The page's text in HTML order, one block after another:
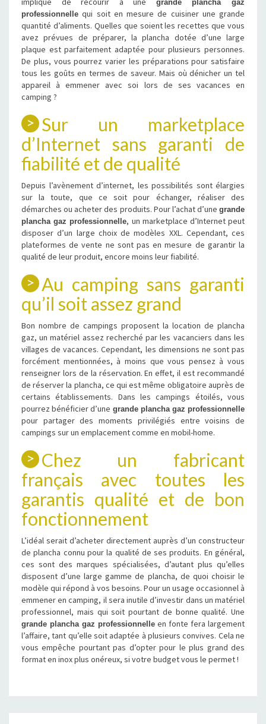
grande plancha gaz
professionnelle qui soit en mesure de cuisiner une grande
quantité d’aliments. Quelles que soient les recettes que vous
avez prévues de préparer, la plancha dotée d’une large
plaque est parfaitement adaptée pour plusieurs personnes.
De plus, vous pourrez varier les préparations pour satisfaire
tous les goûts en termes de saveur. Mais où dénicher un tel
appareil à emmener avec soi lors de ses vacances en
camping ?
Sur un marketplace
d’Internet sans garanti de
fiabilité et de qualité
Depuis l’avènement d’internet, les possibilités sont élargies
sur la toute, que ce soit pour échanger, réaliser des
démarches ou acheter des produits. Pour l’achat d’une grande
plancha gaz professionnelle, un marketplace d’Internet peut
disposer d’un large choix de modèles XXL. Cependant, ces
plateformes de vente ne sont pas en mesure de garantir la
qualité de leur produit, encore moins leur fiabilité.
Au camping sans garanti
qu’il soit assez grand
Bon nombre de campings proposent la location de plancha
gaz, un matériel assez recherché par les vacanciers dans les
villages de vacances. Cependant, les dimensions ne sont pas
forcément mentionnées, à moins que vous pensez à vous
renseigner lors de la réservation. En effet, il est recommandé
de réserver la plancha, ce qui est même obligatoire auprès de
certains établissements. Dans les campings étoilés, vous
pourrez bénéficier d’une grande plancha gaz professionnelle
pour partager des moments privilégiés entre voisins de
campings sur un emplacement comme en mobil-home.
Chez un fabricant
français avec toutes les
garantis qualité et de bon
fonctionnement
L’idéal serait d’acheter directement auprès d’un constructeur
de plancha connu pour la qualité de ses produits. En général,
ces sont des marques spécialisées, d’autant plus qu’elles
disposent d’une large gamme de plancha, de quoi choisir le
modèle qui répond à vos besoins. Pour un usage occasionnel à
emmener en camping, il sera inutile d’investir dans un matériel
professionnel, mais qui soit pourtant de bonne qualité. Une
grande plancha gaz professionnelle en fonte fera largement
l’affaire, tant qu’elle soit adaptée à plusieurs convives. Cela ne
vous empêche pourtant pas d’opter pour le plus grand des
format en inox plus onéreux, si votre budget vous le permet !